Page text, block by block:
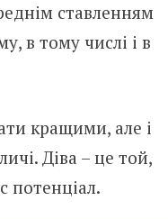
ставленням
в тому числі і в
кращими, але і
Діва – це той,
потенціал.